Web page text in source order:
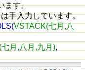
ます。
手入力しています。
VSTACK(七月,八
月,八月,九月),